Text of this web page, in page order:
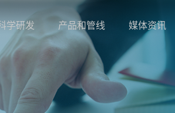
学研发 产品和管线 媒体资讯